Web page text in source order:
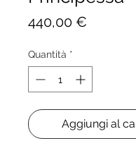
440,00 €
Quantità *
Aggiungi al